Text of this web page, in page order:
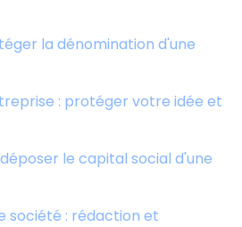
la dénomination d'une
: protéger votre idée et
le capital social d'une
société : rédaction et